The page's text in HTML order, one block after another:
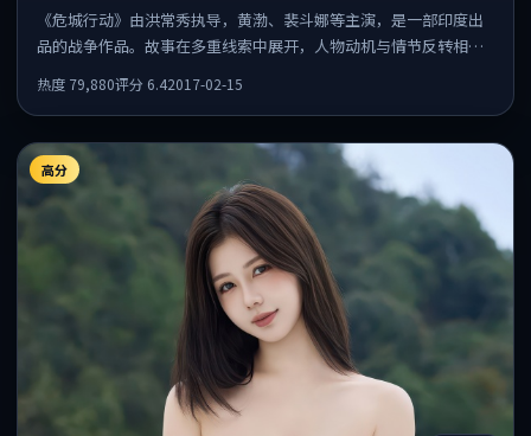
《危城行动》由洪常秀执导，黄渤、裴斗娜等主演，是一部印度出
品的战争作品。故事在多重线索中展开，人物动机与情节反转相互
热度 79,880评分 6.42017-02-15
高分